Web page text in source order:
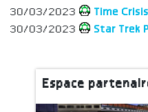
30/03/2023 Time
30/03/2023
Star Trek
Espace